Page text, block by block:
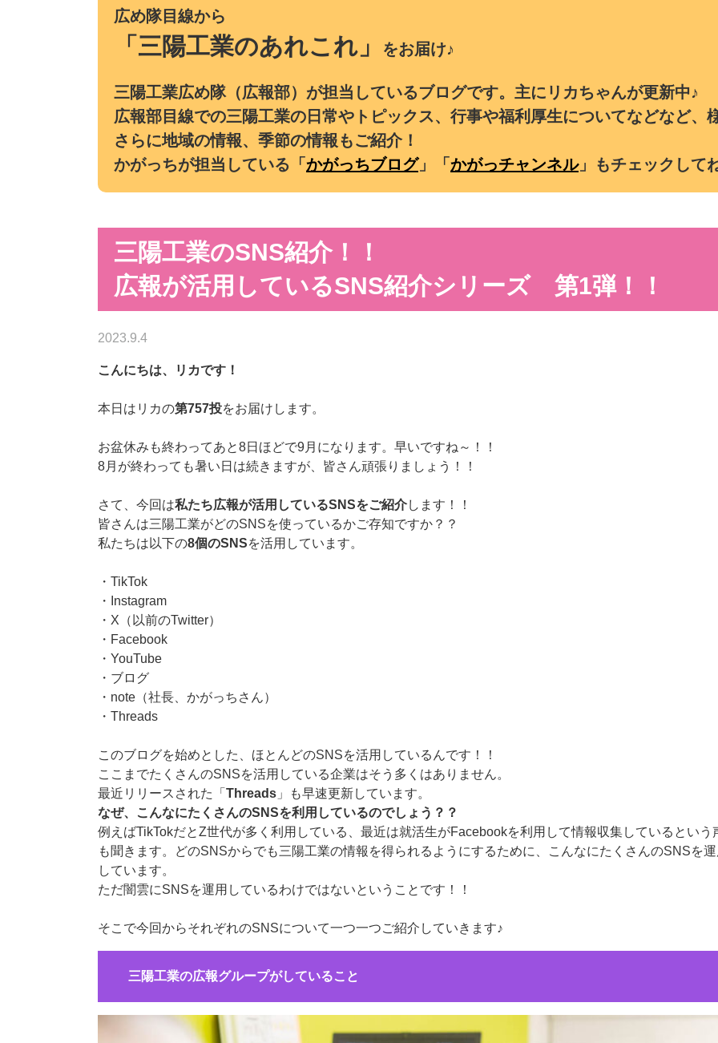
広め隊目線から
「三陽工業のあれこれ」 をお届け♪
三陽工業広め隊（広報部）が担当しているブログです。主にリカちゃんが更新中♪
広報部目線での三陽工業の日常やトピックス、行事や福利厚生についてなどなど、
さらに地域の情報、季節の情報もご紹介！
かがっちが担当している「 かがっちブログ」「 かがっチャンネル」もチェックして
三陽工業のSNS紹介！！
広報が活用しているSNS紹介シリーズ 第1弾！！
2023.9.4
こんにちは、リカです！
本日はリカの第757投をお届けします。
お盆休みも終わってあと8日ほどで9月になります。早いですね～！！
8月が終わっても暑い日は続きますが、皆さん頑張りましょう！！
さて、今回は私たち広報が活用しているSNSをご紹介します！！
皆さんは三陽工業がどのSNSを使っているかご存知ですか？？
私たちは以下の8個のSNSを活用しています。
・TikTok
・Instagram
・X（以前のTwitter）
・Facebook
・YouTube
・ブログ
・note（社長、かがっちさん）
・Threads
このブログを始めとした、ほとんどのSNSを活用しているんです！！
ここまでたくさんのSNSを活用している企業はそう多くはありません。
最近リリースされた「 Threads 」も早速更新しています。
なぜ、こんなにたくさんのSNSを利用しているのでしょう？？
例えばTikTokだとZ世代が多く利用している、最近は就活生がFacebookを利用して情報収集しているという
も聞きます。どのSNSからでも三陽工業の情報を得られるようにするために、こんなにたくさんのSNSを
しています。
ただ闇雲にSNSを運用しているわけではないということです！！
そこで今回からそれぞれのSNSについて一つ一つご紹介していきます♪
三陽工業の広報グループがしていること